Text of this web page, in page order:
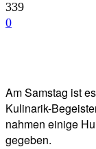
339
0
Am Samstag ist
Kulinarik-
nahmen einige
gegeben.